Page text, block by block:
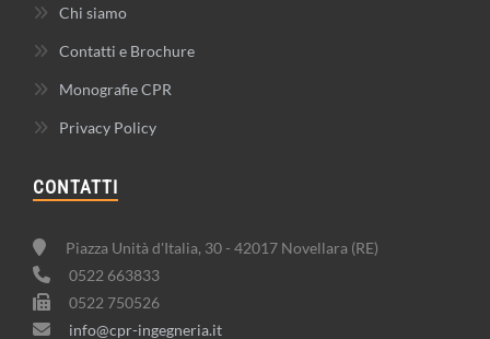
Chi siamo
Contatti e Brochure
Monografie CPR
Privacy Policy
CONTATTI
Piazza Unità d'Italia, 30 - 42017 Novellara (RE)
0522 663833
0522 750526
info@cpr-ingegneria.it